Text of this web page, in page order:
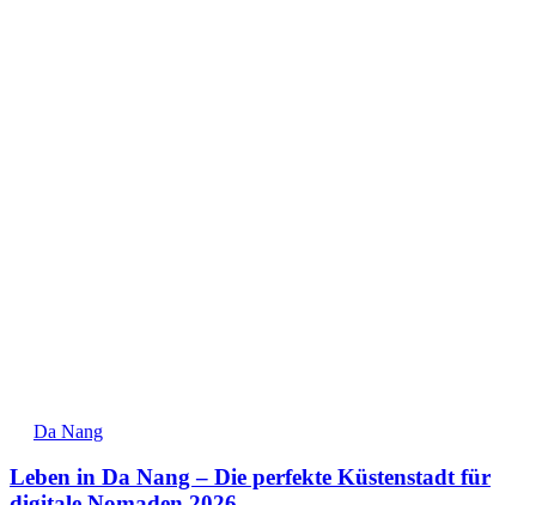
Da Nang
Leben in Da Nang – Die perfekte Küstenstadt für